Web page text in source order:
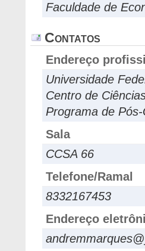
Faculdade de
Contatos
Endereço
Universidade
Centro de
Programa de
Sala
CCSA 66
Telefone/Ramal
8332167453
Endereço